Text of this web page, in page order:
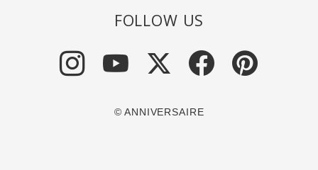
FOLLOW US
© ANNIVERSAIRE